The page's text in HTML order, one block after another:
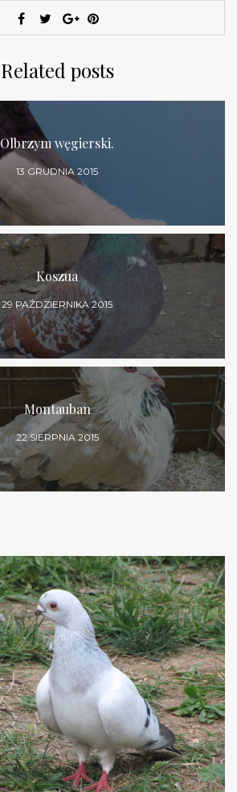
Related posts
Olbrzym węgierski.
13 GRUDNIA 2015
Koszua
29 PAŹDZIERNIKA 2015
Montauban
22 SIERPNIA 2015